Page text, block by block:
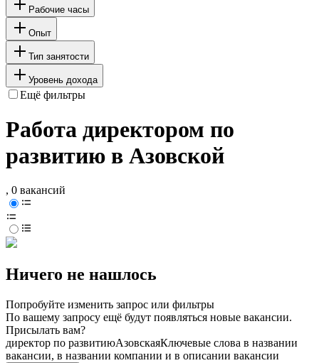
Рабочие часы
Опыт
Тип занятости
Уровень дохода
Ещё фильтры
Работа директором по
развитию в Азовской
, 0 вакансий
Ничего не нашлось
Попробуйте изменить запрос или фильтры
По вашему запросу ещё будут появляться новые вакансии.
Присылать вам?
директор по развитиюАзовскаяКлючевые слова в названии
вакансии, в названии компании и в описании вакансии